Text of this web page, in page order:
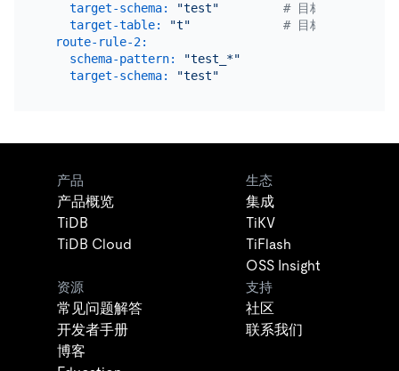
target-schema:
"test"
# 目标 TiDB 库名
target-table:
"t"
# 目标 TiDB 表名
route-rule-2:
schema-pattern:
"test_*"
target-schema:
"test"
产品
产品概览
TiDB
TiDB Cloud
生态
集成
TiKV
TiFlash
OSS Insight
资源
常见问题解答
开发者手册
博客
支持
社区
联系我们